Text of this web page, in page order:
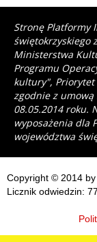
Stronę Platformy
świętokrzyskiego
Ministerstwa
Programu
kultury",
zgodnie z umową
08.05.2014 roku.
wyposażenia dla
województwa
Copyright © 2014 by
Licznik odwiedzin: